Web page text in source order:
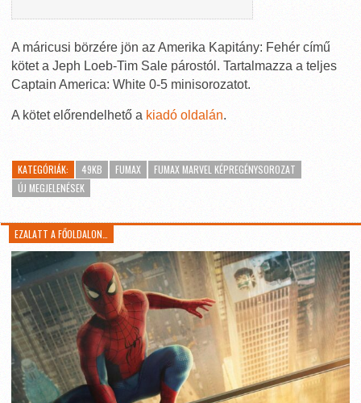
A máricusi börzére jön az Amerika Kapitány: Fehér című
kötet a Jeph Loeb-Tim Sale párostól. Tartalmazza a teljes
Captain America: White 0-5 minisorozatot.
A kötet előrendelhető a kiadó oldalán.
KATEGÓRIÁK: 49KB FUMAX
FUMAX MARVEL KÉPREGÉNYSOROZAT
ÚJ MEGJELENÉSEK
EZALATT A FŐOLDALON…